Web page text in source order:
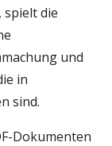
spielt die
und
in
sind.
Dokumenten